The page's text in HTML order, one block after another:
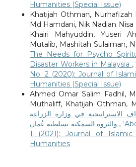
Humanities (Special Issue)
Khatijah Othman, Nurhafizah
Md Hamdani, Nik Nadian
Khairi Mahyuddin, Yuseri
Mutalib, Mashitah Sulaiman,
The Needs for Psycho
Disaster Workers in Malaysia ,
No. 2 (2020): Journal of
Humanities (Special Issue)
Ahmed Omar Salim Fadhil,
Muthaliff, Khatijah Othman,
الاستراتيجية في وزارة الزراعة
,
1 (2021): Journal of Islamic
Humanities